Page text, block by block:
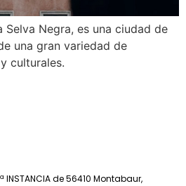
Selva Negra, es una ciudad de
una gran variedad de
culturales.
INSTANCIA de 56410 Montabaur,